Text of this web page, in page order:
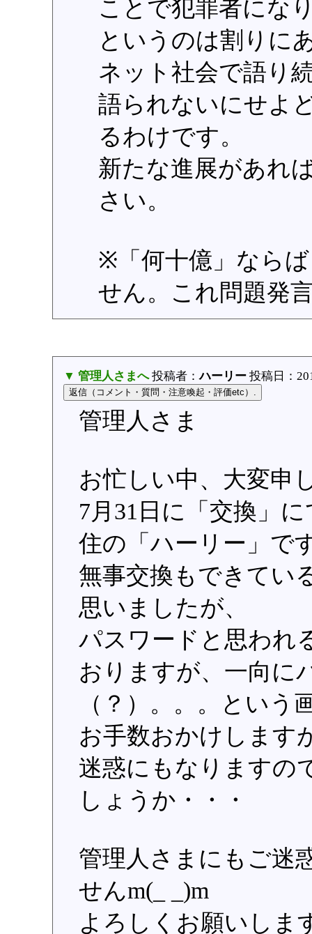
ことで犯罪者にな
というのは割りに
ネット社会で語り
語られないにせよ
るわけです。
新たな進展があれ
さい。
※「何十億」なら
せん。これ問題発
▼ 管理人さまへ投稿者：ハーリー投稿日：
管理人さま
お忙しい中、大変申
7月31日に「交換」
住の「ハーリー」で
無事交換もできてい
思いましたが、
パスワードと思われ
おりますが、一向に
（？）。。。という
お手数おかけします
迷惑にもなりますの
しょうか・・・
管理人さまにもご迷
せんm(_ _)m
よろしくお願いしま